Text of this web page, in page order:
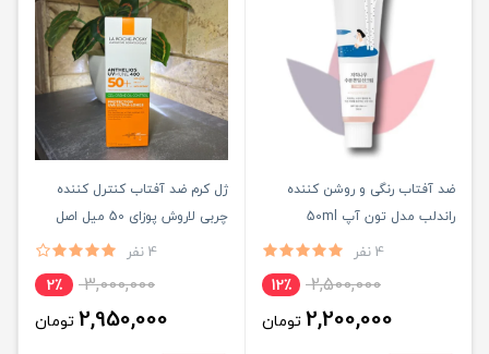
ضد آفتاب رنگی و روشن کننده
راندلب مدل تون آپ 50ml
ROUND LAB اصل4 نفر
2,500,000 12٪
2,200,000 تومان
ژل کرم ضد آفتاب کنترل کننده
چربی لاروش پوزای 50 میل اصل
4 نفر
3,000,000 2٪
2,950,000 تومان